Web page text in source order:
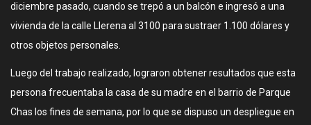
diciembre pasado, cuando se trepó a un balcón e ingresó a una
vivienda de la calle Llerena al 3100 para sustraer 1.100 dólares y
otros objetos personales.
Luego del trabajo realizado, lograron obtener resultados que esta
persona frecuentaba la casa de su madre en el barrio de Parque
Chas los fines de semana, por lo que se dispuso un despliegue en